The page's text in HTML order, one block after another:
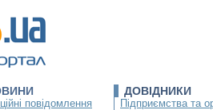
повідомлення
ДОВІДНИКИ
Підприємства та